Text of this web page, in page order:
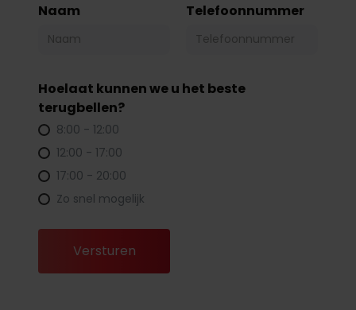
Naam
Telefoonnummer
Hoelaat kunnen we u het beste
terugbellen?
8:00 - 12:00
12:00 - 17:00
17:00 - 20:00
Zo snel mogelijk